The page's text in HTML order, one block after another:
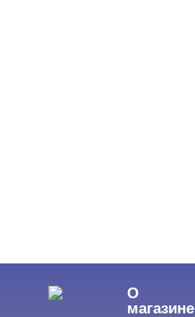
О
магазине